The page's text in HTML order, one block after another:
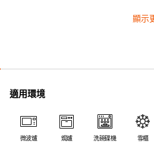
• 耐熱性極佳，適用於微波爐，也可
• 即使經常使用亦不會容易吸取食物氣
*不可直接用於熱源上
適用環境
微波爐 焗爐 洗碗碟機 雪櫃